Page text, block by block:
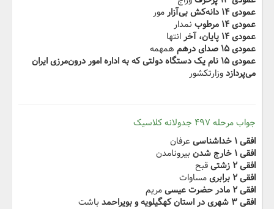
عمودی ۱۴ دانه‌کش بی‌آزار
مور
عمودی ۱۴ مرطوب
نمدار
عمودی ۱۴ پایان، آخر
انتها
عمودی ۱۵ صدای درهم
همهمه
عمودی ۱۵ نام یک دستگاه دولتی که به اداره امور درون‌مرزی ایران
می‌پردازدوزارتکشور
جواب مرحله ۴۹۷ جدولانه کلاسیک
افقی ۱ خداشناسی
عرفان
افقی ۱ خارج شدن
بیرونامدن
افقی ۲ زشتی
قبح
افقی ۲ برابری
مساوات
افقی ۲ مادر حضرت عیسی
مریم
افقی ۳ شهری در استان کهگیلویه و بویراحمد
باشت